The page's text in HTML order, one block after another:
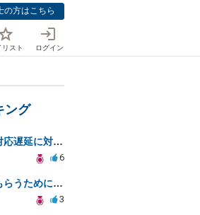
の方はこちら
リスト ログイン
ング
トイレリフォーム業者の対応遅延に対する法的措置相談
6
クーリングオフを認めてもらうために少額訴訟できるのでしょうか。
3